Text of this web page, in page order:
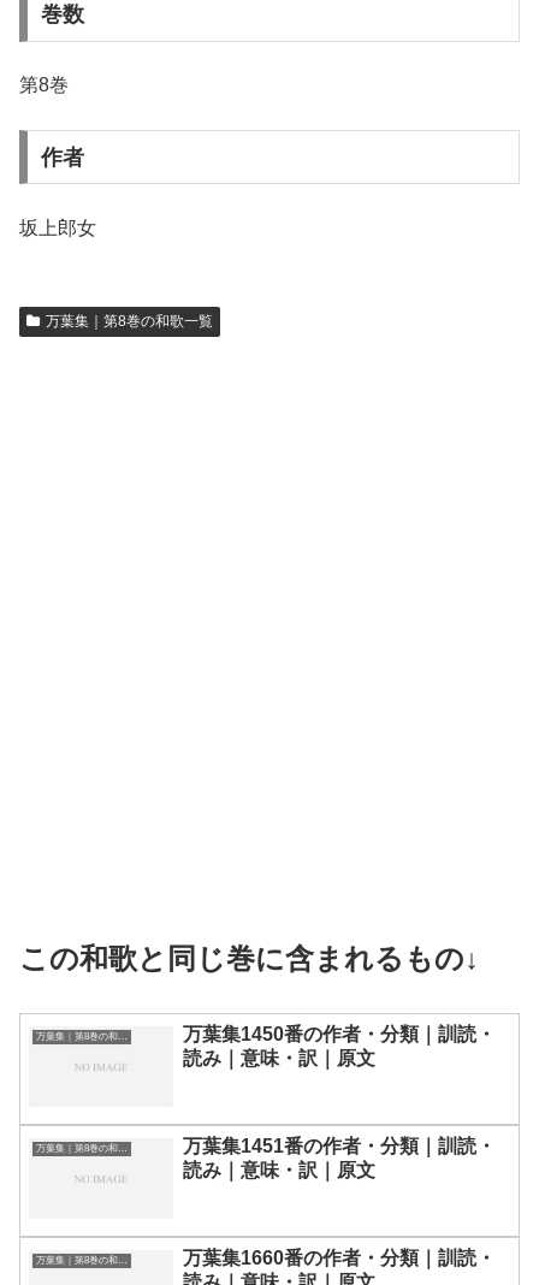
巻数
第8巻
作者
坂上郎女
万葉集｜第8巻の和歌一覧
この和歌と同じ巻に含まれるもの↓
万葉集1450番の作者・分類｜訓読・
読み｜意味・訳｜原文
万葉集｜第8巻の和歌一覧
万葉集1451番の作者・分類｜訓読・
読み｜意味・訳｜原文
万葉集｜第8巻の和歌一覧
万葉集1660番の作者・分類｜訓読・